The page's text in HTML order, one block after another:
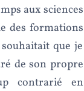
aux sciences
des formations
que je
de son propre
contrarié en